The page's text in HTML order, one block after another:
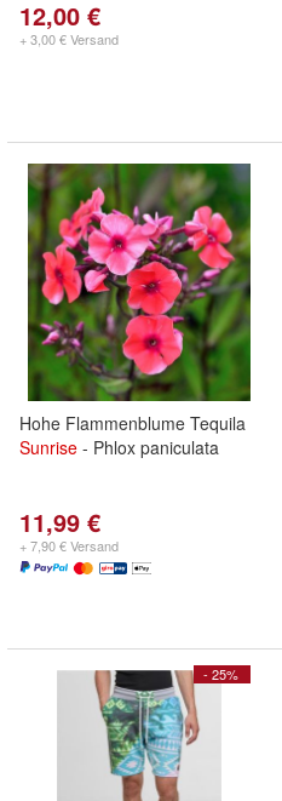
12,00 €
+ 3,00 € Versand
Hohe Flammenblume Tequila
Sunrise - Phlox paniculata
11,99 €
+ 7,90 € Versand
- 25%